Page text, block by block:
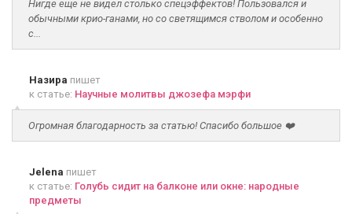
Нигде еще не видел столько спецэффектов! Пользовался и
обычными крио-ганами, но со светящимся стволом и особенно
с...
Назира пишет
к статье: Научные молитвы джозефа мэрфи
Огромная благодарность за статью! Спасибо большое ❤️
Jelena пишет
к статье: Голубь сидит на балконе или окне: народные
предметы